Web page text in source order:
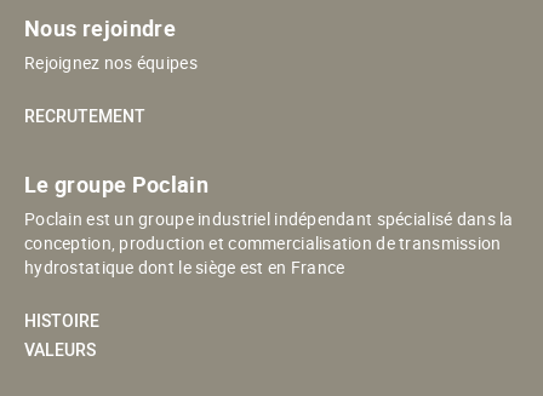
Nous rejoindre
Rejoignez nos équipes
RECRUTEMENT
Le groupe Poclain
Poclain est un groupe industriel indépendant spécialisé dans la
conception, production et commercialisation de transmission
hydrostatique dont le siège est en France
HISTOIRE
VALEURS